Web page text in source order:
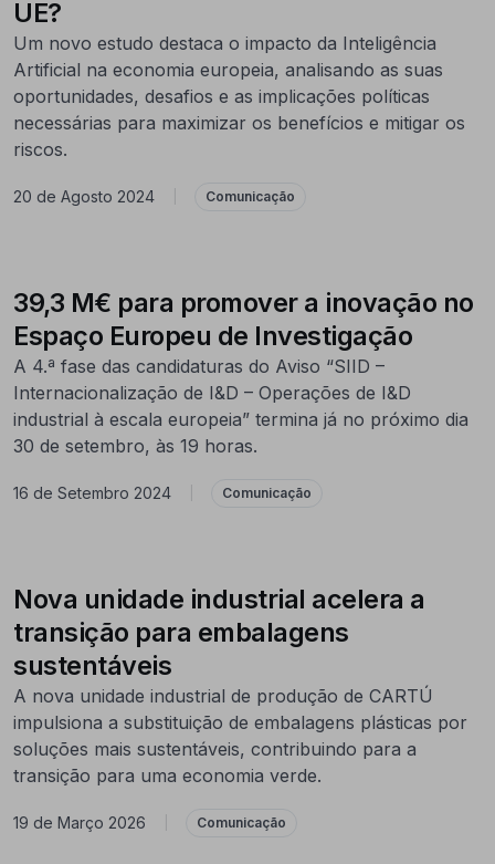
UE?
Um novo estudo destaca o impacto da Inteligência
Artificial na economia europeia, analisando as suas
oportunidades, desafios e as implicações políticas
necessárias para maximizar os benefícios e mitigar os
riscos.
20 de Agosto 2024 Comunicação
39,3 M€ para promover a inovação no
Espaço Europeu de Investigação
A 4.ª fase das candidaturas do Aviso “SIID –
Internacionalização de I&D – Operações de I&D
industrial à escala europeia” termina já no próximo dia
30 de setembro, às 19 horas.
16 de Setembro 2024 Comunicação
Nova unidade industrial acelera a
transição para embalagens
sustentáveis
A nova unidade industrial de produção de CARTÚ
impulsiona a substituição de embalagens plásticas por
soluções mais sustentáveis, contribuindo para a
transição para uma economia verde.
19 de Março 2026 Comunicação